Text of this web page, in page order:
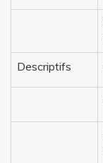
Descriptifs